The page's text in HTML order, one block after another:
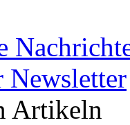
Newsletter
Artikeln